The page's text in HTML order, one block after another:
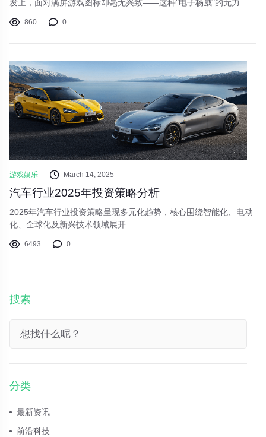
发上，面对满屏游戏图标却毫无兴致——这种"电子杨威"的无力
重新点燃你的游戏激情！
860 0
游戏娱乐 March 14, 2025
汽车行业2025年投资策略分析
2025年汽车行业投资策略呈现多元化趋势，核心围绕智能化、电动
化、全球化及新兴技术领域展开
6493 0
搜索
分类
最新资讯
前沿科技